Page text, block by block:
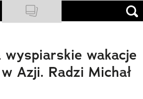
wyspiarskie wakacje
Azji. Radzi Michał